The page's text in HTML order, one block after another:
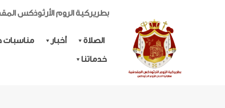
بطريركية الروم الأرثوذكس
الصلاة أخبار مناسبات
خدماتنا